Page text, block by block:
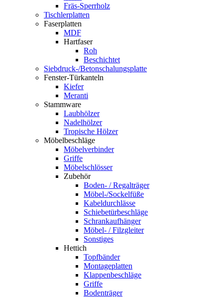
Fräs-Sperrholz
Tischlerplatten
Faserplatten
MDF
Hartfaser
Roh
Beschichtet
Siebdruck-/Betonschalungsplatte
Fenster-Türkanteln
Kiefer
Meranti
Stammware
Laubhölzer
Nadelhölzer
Tropische Hölzer
Möbelbeschläge
Möbelverbinder
Griffe
Möbelschlösser
Zubehör
Boden- / Regalträger
Möbel-/Sockelfüße
Kabeldurchlässe
Schiebetürbeschläge
Schrankaufhänger
Möbel- / Filzgleiter
Sonstiges
Hettich
Topfbänder
Montageplatten
Klappenbeschläge
Griffe
Bodenträger